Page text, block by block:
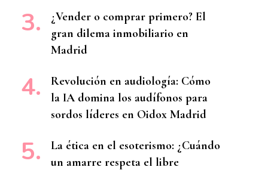
¿Vender o comprar primero? El
gran dilema inmobiliario en
Madrid
Revolución en audiología: Cómo
la IA domina los audífonos para
sordos líderes en Oidox Madrid
La ética en el esoterismo: ¿Cuándo
un amarre respeta el libre